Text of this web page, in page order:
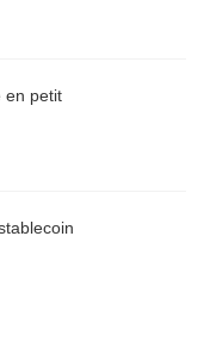
en petit